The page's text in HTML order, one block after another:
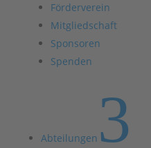
Förderverein
Mitgliedschaft
Sponsoren
Spenden
Abteilungen 3